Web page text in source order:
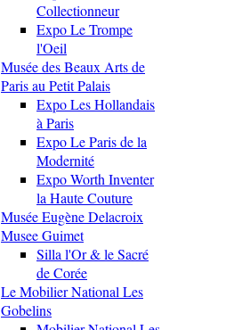
Collectionneur
Expo Le Trompe
l'Oeil
Musée des Beaux Arts de
Paris au Petit Palais
Expo Les Hollandais
à Paris
Expo Le Paris de la
Modernité
Expo Worth Inventer
la Haute Couture
Musée Eugène Delacroix
Musee Guimet
Silla l'Or & le Sacré
de Corée
Le Mobilier National Les
Gobelins